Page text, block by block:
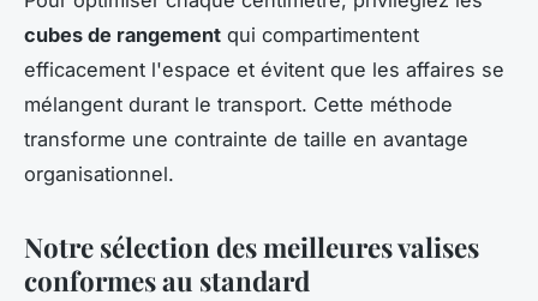
cubes de rangement qui compartimentent
efficacement l'espace et évitent que les affaires se
mélangent durant le transport. Cette méthode
transforme une contrainte de taille en avantage
organisationnel.
Notre sélection des meilleures valises
conformes au standard